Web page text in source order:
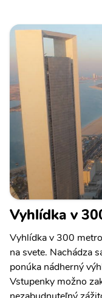
Vyhlídka v
Vyhlídka v 300
na svete. Nachádza
ponúka nádherný
Vstupenky možno